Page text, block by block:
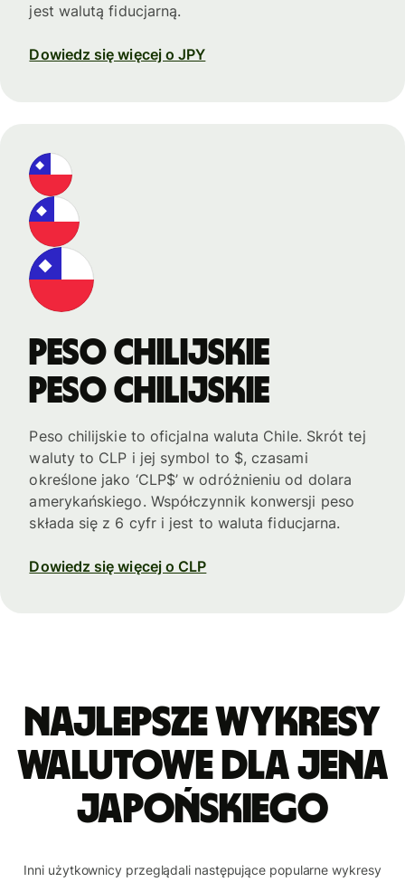
jest walutą fiducjarną.
Dowiedz się więcej o JPY
Peso chilijskie
Peso chilijskie
Peso chilijskie to oficjalna waluta Chile. Skrót tej
waluty to CLP i jej symbol to $, czasami
określone jako ‘CLP$’ w odróżnieniu od dolara
amerykańskiego. Współczynnik konwersji peso
składa się z 6 cyfr i jest to waluta fiducjarna.
Dowiedz się więcej o CLP
Najlepsze wykresy
walutowe dla jena
japońskiego
Inni użytkownicy przeglądali następujące popularne wykresy